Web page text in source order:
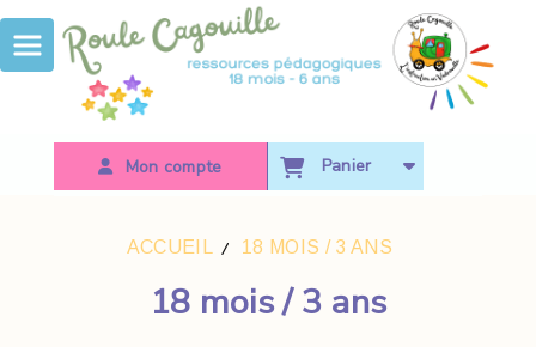
Mon compte Panier
ACCUEIL 18 MOIS / 3 ANS
18 mois / 3 ans
Panneau de gestion des cookies